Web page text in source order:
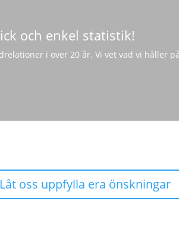
och enkel statistik!
i över 20 år. Vi vet vad vi håller
oss uppfylla era önskningar